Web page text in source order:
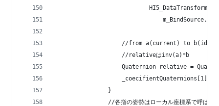
//from a(current) to
                    //relativeはinv(a)*b
Quaternion relative =
_coecifientQuaternions[1] =
                }
//各指の姿勢はローカル座標系で呼ばれ